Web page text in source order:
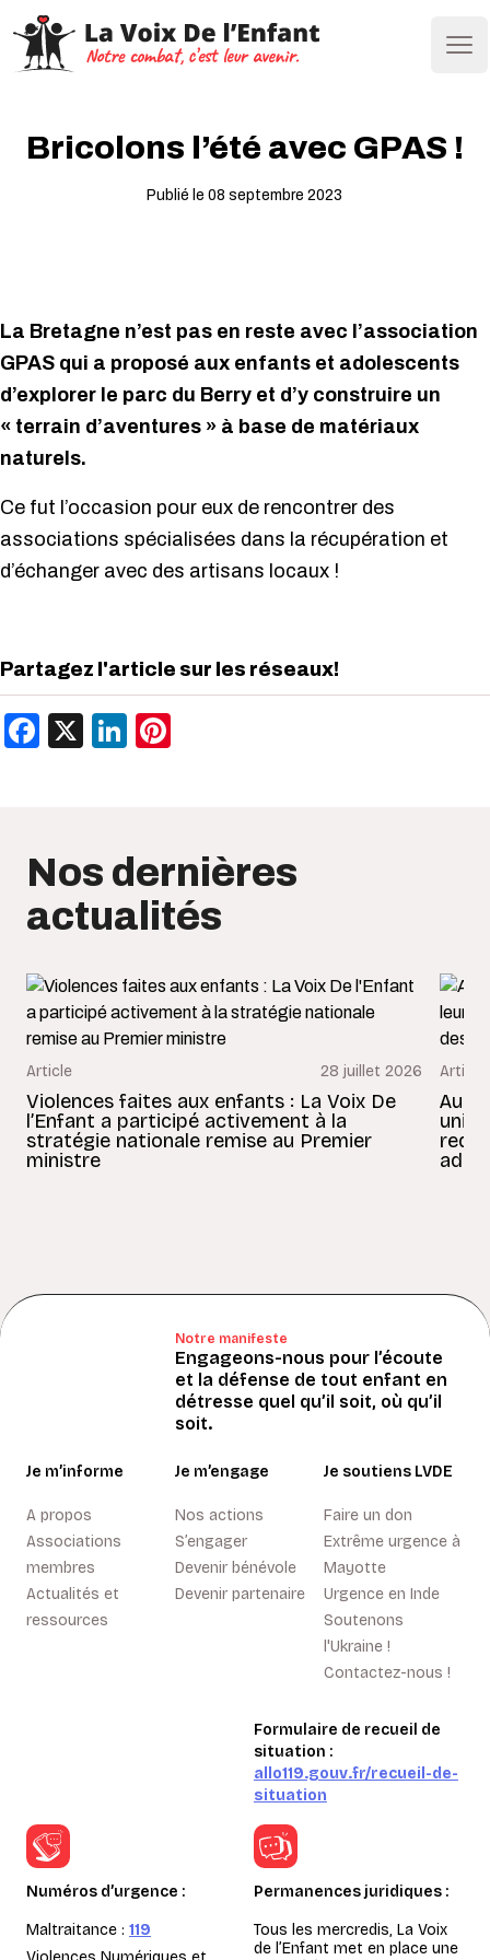
Bricolons l’été avec GPAS !
Publié le 08 septembre 2023
La Bretagne n’est pas en reste avec l’association
GPAS qui a proposé aux enfants et adolescents
d’explorer le parc du Berry et d’y construire un
« terrain d’aventures » à base de matériaux
naturels.
Ce fut l’occasion pour eux de rencontrer des
associations spécialisées dans la récupération et
d’échanger avec des artisans locaux !
Partagez l'article sur les réseaux!
Facebook
X LinkedIn
Nos dernières
actualités
Article 28 juillet 2026
Violences faites aux enfants : La Voix De
l’Enfant a participé activement à la
stratégie nationale remise au Premier
ministre
Article
Au
Notre manifeste
Engageons-nous pour l’écoute
et la défense de tout enfant en
détresse quel qu’il soit, où qu’il
soit.
Je m’informe
A propos
Associations
membres
Actualités et
ressources
Je m’engage
Nos actions
S’engager
Devenir bénévole
Devenir partenaire
Je soutiens LVDE
Faire un don
Extrême urgence à
Mayotte
Urgence en Inde
Soutenons
l'Ukraine !
Contactez-nous !
Formulaire de recueil de
situation :
allo119.gouv.fr/recueil-de-
situation
Numéros d’urgence :
Maltraitance : 119
Permanences juridiques :
Tous les mercredis, La Voix
de l’Enfant met en place une